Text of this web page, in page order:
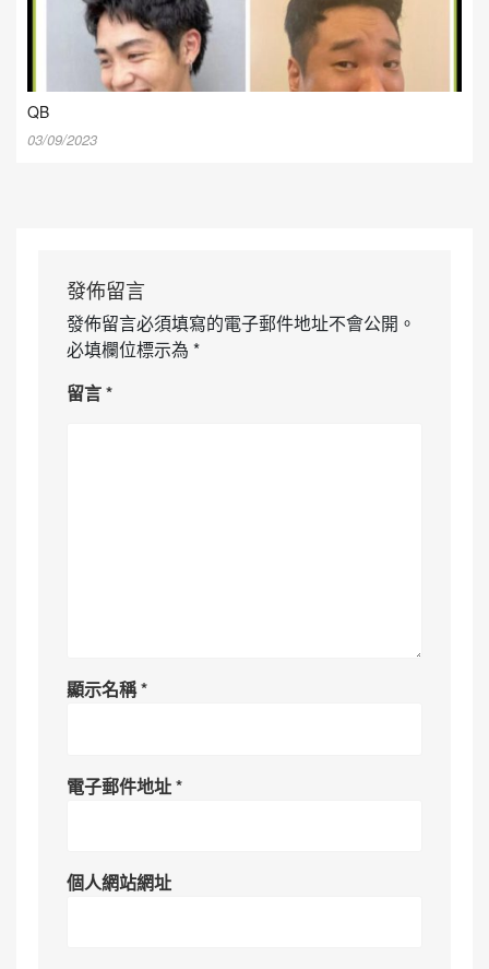
QB
03/09/2023
發佈留言
發佈留言必須填寫的電子郵件地址不會公開。
必填欄位標示為 *
留言*
顯示名稱*
電子郵件地址*
個人網站網址